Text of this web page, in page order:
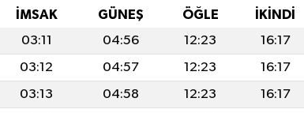
İMSAK GÜNEŞ ÖĞLE İKINDI
03:11 04:56 12:23 16:17
03:12 04:57 12:23 16:17
03:13 04:58 12:23 16:17